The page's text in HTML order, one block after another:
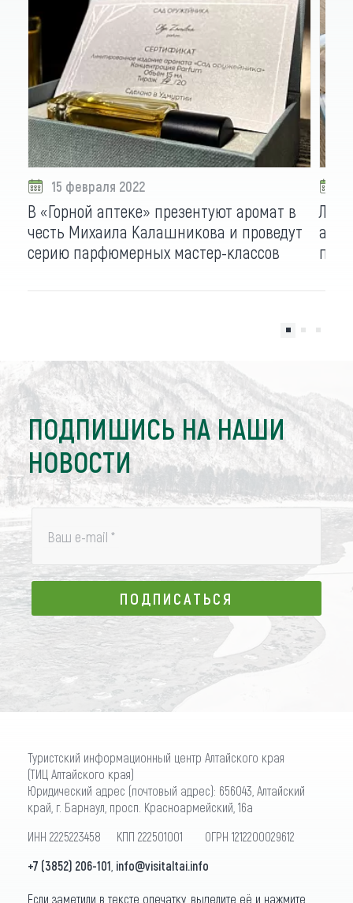
15 февраля 2022
В «Горной аптеке» презентуют аромат в
честь Михаила Калашникова и проведут
серию парфюмерных мастер-классов
ПОДПИШИСЬ НА НАШИ
НОВОСТИ
Ваш e-mail *
ПОДПИСАТЬСЯ
ПОДПИСАТЬСЯ
Туристский информационный центр Алтайского края
(ТИЦ Алтайского края)
Юридический адрес (почтовый адрес): 656043, Алтайский
край, г. Барнаул, просп. Красноармейский, 16а
ИНН 2225223458 КПП 222501001 ОГРН 1212200029612
+7 (3852) 206-101 info@visitaltai.info
Если заметили в тексте опечатку, выделите её и нажмите